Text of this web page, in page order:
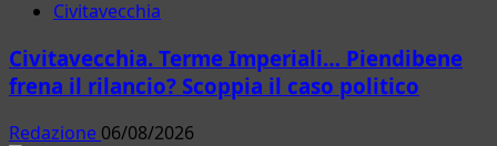
Civitavecchia
Civitavecchia. Terme Imperiali… Piendibene
frena il rilancio? Scoppia il caso politico
Redazione 06/08/2026